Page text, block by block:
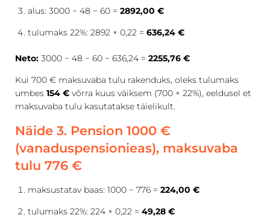
alus: 3000 − 48 − 60 = 2892,00 €
tulumaks 22%: 2892 × 0,22 = 636,24 €
Neto: 3000 − 48 − 60 − 636,24 = 2255,76 €
Kui 700 € maksuvaba tulu rakenduks, oleks tulumaks
umbes 154 € võrra kuus väiksem (700 × 22%), eeldusel et
maksuvaba tulu kasutatakse täielikult.
Näide 3. Pension 1000 €
(vanaduspensionieas), maksuvaba
tulu 776 €
maksustatav baas: 1000 − 776 = 224,00 €
tulumaks 22%: 224 × 0,22 = 49,28 €